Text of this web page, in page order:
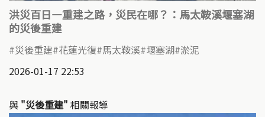
洪災百日—重建之路，災民在哪？：馬太鞍溪堰塞湖
的災後重建
災後重建 花蓮光復 馬太鞍溪 堰塞湖 淤泥
2026-01-17 22:53
與 "災後重建" 相關報導